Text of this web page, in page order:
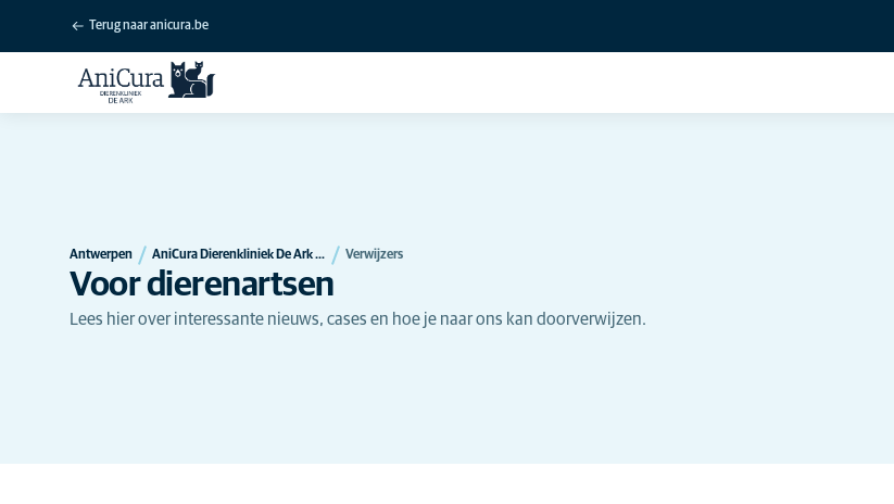
Terug naar anicura.be
Antwerpen AniCura Dierenkliniek De Ark te Hulshout Verwijzers
Voor dierenartsen
Lees hier over interessante nieuws, cases en hoe je naar ons kan doorverwijzen.